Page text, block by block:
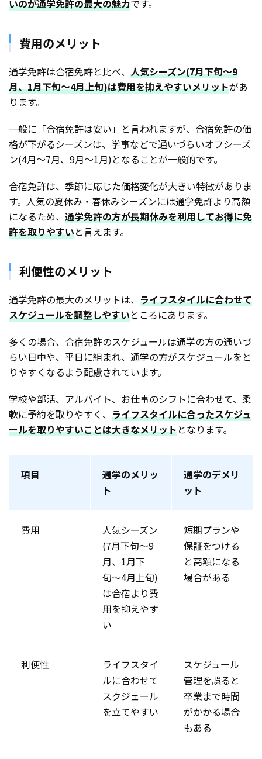
いのが通学免許の最大の魅力です。
費用のメリット
通学免許は合宿免許と比べ、 人気シーズン(7月下旬〜9
月、1月下旬〜4月上旬)は費用を抑えやすいメリットがあ
ります。
一般に「合宿免許は安い」と言われますが、合宿免許の価
格が下がるシーズンは、学事などで通いづらいオフシーズ
ン(4月〜7月、9月〜1月)となることが一般的です。
合宿免許は、季節に応じた価格変化が大きい特徴がありま
す。人気の夏休み・春休みシーズンには通学免許より高額
になるため、 通学免許の方が長期休みを利用してお得に免
許を取りやすいと言えます。
利便性のメリット
通学免許の最大のメリットは、 ライフスタイルに合わせて
スケジュールを調整しやすいところにあります。
多くの場合、合宿免許のスケジュールは通学の方の通いづ
らい日中や、平日に組まれ、通学の方がスケジュールをと
りやすくなるよう配慮されています。
学校や部活、アルバイト、お仕事のシフトに合わせて、柔
軟に予約を取りやすく、 ライフスタイルに合ったスケジュ
ールを取りやすいことは大きなメリットとなります。
項目
通学のメリッ
ト
通学のデメリ
ット
費用
人気シーズン
(7月下旬〜9
月、1月下
旬〜4月上旬)
は合宿より費
用を抑えやす
い
短期プランや
保証をつける
と高額になる
場合がある
利便性
ライフスタイ
ルに合わせて
スクジェール
を立てやすい
スケジュール
管理を誤ると
卒業まで時間
がかかる場合
もある